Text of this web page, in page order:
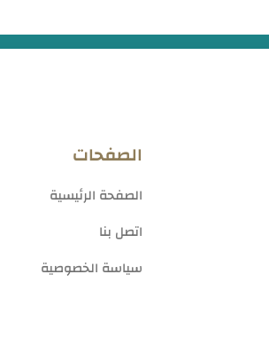
الصفحات
الصفحة الرئيسية
اتصل بنا
سياسة الخصوصية